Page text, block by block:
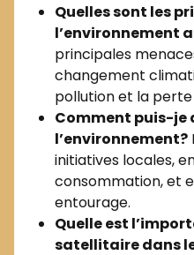
Quelles sont les
l’environnement
principales
changement
pollution et la
Comment puis-je
l’environnement?
initiatives locales,
consommation, et
entourage.
Quelle est
satellitaire dans